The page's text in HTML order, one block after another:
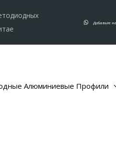
Добавьте
Алюминиевые Профили